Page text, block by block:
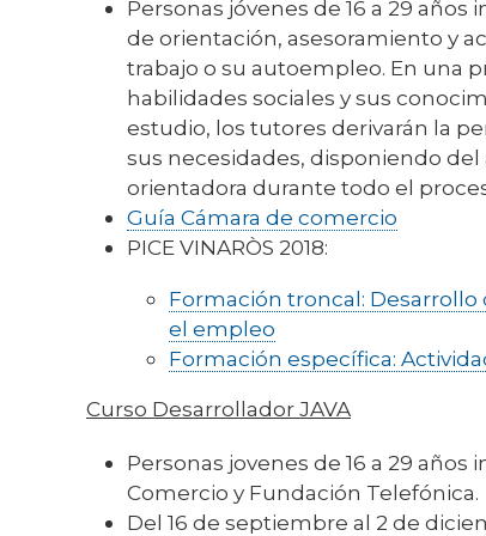
Personas jóvenes de 16 a 29
de orientación, asesoramiento y
trabajo o su autoempleo. En una
habilidades sociales y sus
estudio, los tutores derivarán la
sus necesidades, disponiendo
orientadora durante todo el
Guía Cámara de comercio
PICE VINARÒS 2018:
Formación troncal: Desarrollo
el empleo
Formación específica:
Curso Desarrollador JAVA
Personas jovenes de 16 a 29
Comercio y Fundación Telefónica.
Del 16 de septiembre al 2 de